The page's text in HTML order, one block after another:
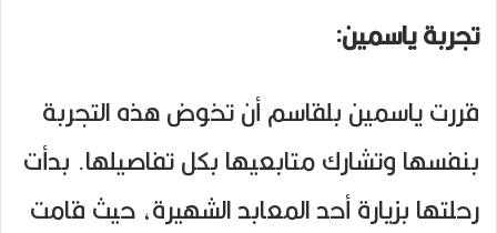
تجربة ياسمين:
قررت ياسمين بلقاسم أن تخوض هذه التجربة
بنفسها وتشارك متابعيها بكل تفاصيلها. بدأت
رحلتها بزيارة أحد المعابد الشهيرة، حيث قامت